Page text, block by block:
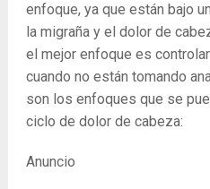
enfoque, ya que están bajo
la migraña y el dolor de
el mejor enfoque es
cuando no están tomando
son los enfoques que se
ciclo de dolor de cabeza:
Anuncio